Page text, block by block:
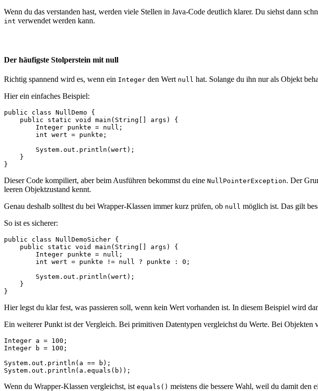
Wenn du das verstanden hast, werden viele Stellen in Java-Code deutlich klarer. Du siehst dann
int verwendet werden kann.
Der häufigste Stolperstein mit null
Richtig spannend wird es, wenn ein Integer den Wert null hat. Solange du ihn nur als Objekt
Hier ein einfaches Beispiel:
public class NullDemo {
    public static void main(String[] args) {
        Integer punkte = null;
        int wert = punkte;
        System.out.println(wert);
    }
}
Dieser Code kompiliert, aber beim Ausführen bekommst du eine NullPointerException. Der
leeren Objektzustand kennt.
Genau deshalb solltest du bei Wrapper-Klassen immer kurz prüfen, ob null möglich ist. Das gilt
So ist es sicherer:
public class NullDemoSicher {
    public static void main(String[] args) {
        Integer punkte = null;
        int wert = punkte != null ? punkte : 0;
        System.out.println(wert);
    }
}
Hier legst du klar fest, was passieren soll, wenn kein Wert vorhanden ist. In diesem Beispiel wird
Ein weiterer Punkt ist der Vergleich. Bei primitiven Datentypen vergleichst du Werte. Bei Objekten
Integer a = 100;
Integer b = 100;
System.out.println(a == b);
System.out.println(a.equals(b));
Wenn du Wrapper-Klassen vergleichst, ist equals() meistens die bessere Wahl, weil du damit den